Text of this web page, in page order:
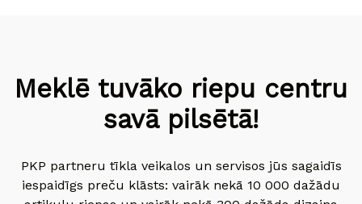
Meklē tuvāko riepu centru
savā pilsētā!
PKP partneru tīkla veikalos un servisos jūs sagaidīs
iespaidīgs preču klāsts: vairāk nekā 10 000 dažādu